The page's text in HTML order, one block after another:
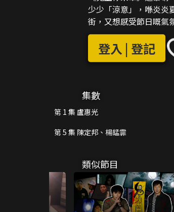
少少「涼意」，喺炎炎
街，又想感受節日嘅氣
登入 | 登記
集數
第 1 集 盧惠光
第 5 集 陳定邦、楊錳霏
類似節目